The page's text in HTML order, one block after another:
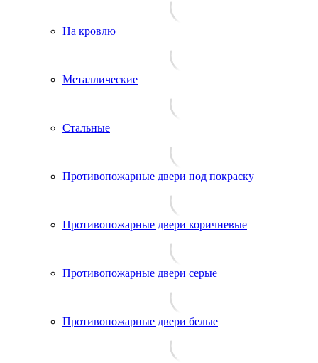
На кровлю
Металлические
Стальные
Противопожарные двери под покраску
Противопожарные двери коричневые
Противопожарные двери серые
Противопожарные двери белые